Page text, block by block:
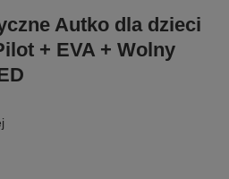
Autko dla dzieci
+ EVA + Wolny